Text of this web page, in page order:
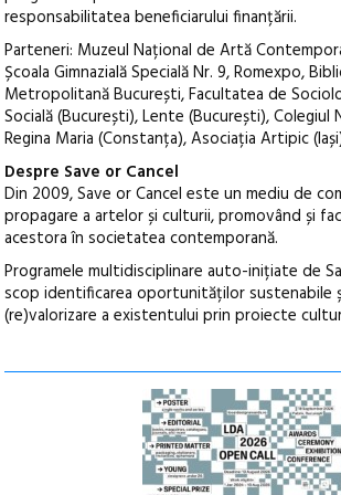
responsabilitatea beneficiarului finanțării.
Parteneri: Muzeul Național de Artă
Școala Gimnazială Specială Nr. 9, Romexpo,
Metropolitană București, Facultatea de
Socială (București), Lente (București),
Regina Maria (Constanța), Asociația Artipic
Despre Save or Cancel
Din 2009, Save or Cancel este un mediu de
propagare a artelor și culturii, promovând și
acestora în societatea contemporană.
Programele multidisciplinare auto-inițiate de
scop identificarea oportunităților sustenabile
(re)valorizare a existentului prin proiecte